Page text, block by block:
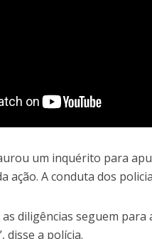
um inquérito para
ação. A conduta dos
as diligências seguem
disse a polícia.